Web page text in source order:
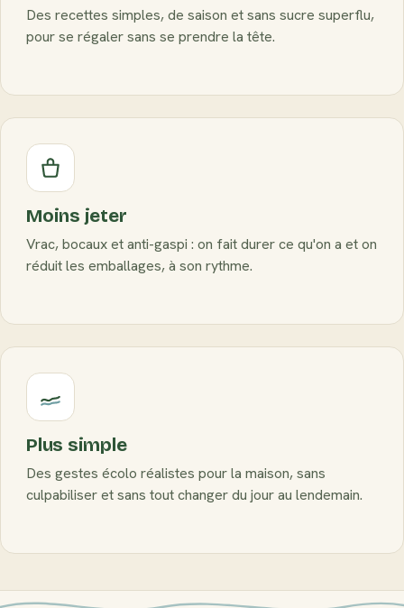
Des recettes simples, de saison et sans sucre superflu,
pour se régaler sans se prendre la tête.
Moins jeter
Vrac, bocaux et anti-gaspi : on fait durer ce qu'on a et on
réduit les emballages, à son rythme.
Plus simple
Des gestes écolo réalistes pour la maison, sans
culpabiliser et sans tout changer du jour au lendemain.